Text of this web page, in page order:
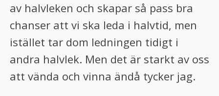
av halvleken och skapar så pass bra
chanser att vi ska leda i halvtid, men
istället tar dom ledningen tidigt i
andra halvlek. Men det är starkt av oss
att vända och vinna ändå tycker jag.